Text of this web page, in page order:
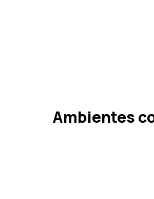
Ambientes